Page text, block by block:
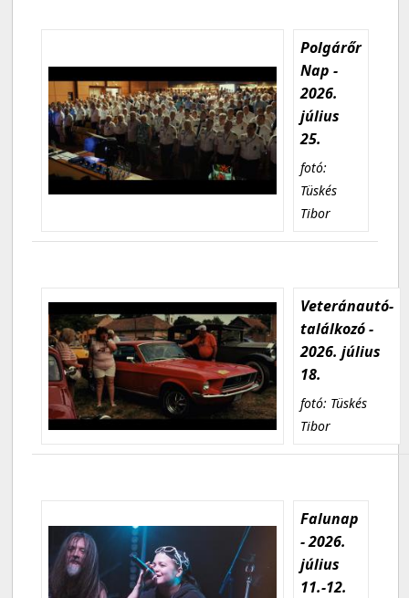
Polgárőr
Nap -
2026.
július
25.
fotó:
Tüskés
Tibor
Veteránautó-
találkozó -
2026. július
18.
fotó: Tüskés
Tibor
Falunap
- 2026.
július
11.-12.